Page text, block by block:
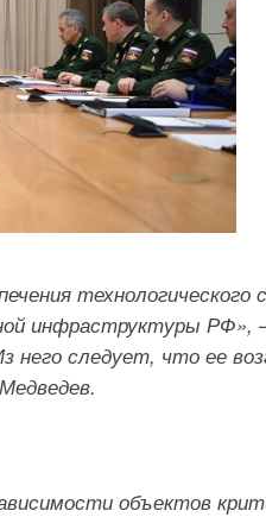
технологического
инфраструктуры РФ»,
следует, что ее
объектов